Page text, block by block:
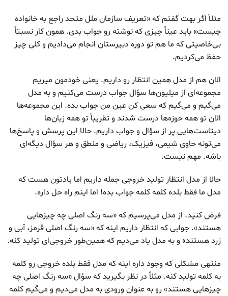
مثلاً اگر بهت گفتم که «تعریف سازمان ملل متحد راجع به خانواده
چیست» باید عیناً چیزی که نوشته رو جواب بدی. همون کار نسبتاً
بی‌خاصیتی که ما هم تو دوره دبیرستان انجام می‌دادیم و کلی چیز
حفظ می‌کردیم.
الان هم از مدل همین انتظار رو داریم. یعنی خودمون میریم
مجموعه‌ای از میلیون‌ها سؤال جواب درست می‌کنیم و به مدل
می‌گیم و می‌گیم که سعی کن عین من جواب بده. این مجموعه‌ها
الان تو همه حوزه‌ها درست شدند و تقریباً تو همه زبان‌ها
دیتاست‌هایی پر از سؤال و جواب داریم. حالا این پرسش و پاسخ‌ها
می‌تونه حاوی شیمی، فیزیک، ریاضی و منطق و هر سؤال دیگه‌ای
باشه. مهم نیست.
حالا از مدل انتظار تولید خروجی جمله داریم اما یادتون هست که
مدل ما فقط بلده کلمه کلمه جواب بده! اما اینم راه حل داره.
فرض کنید. از مدل می‌پرسیم که «سه رنگ اصلی چه چیزهایی
هستند». جوابی که انتظار داریم اینه که «سه رنگ اصلی قرمز، آبی و
زرد هستند» و به مدل یاد می‌دیم که همین‌طور خروجی‌ای تولید کنه.
منتهی مشکلی که وجود داره اینه که مدل فقط بلده خروجی رو کلمه
به کلمه تولید کنه. مثلاً در نظر بگیرید که سؤال «سه رنگ اصلی چه
چیزهایی هستند» رو به عنوان ورودی به مدل می‌دیم و می‌گیم کلمه